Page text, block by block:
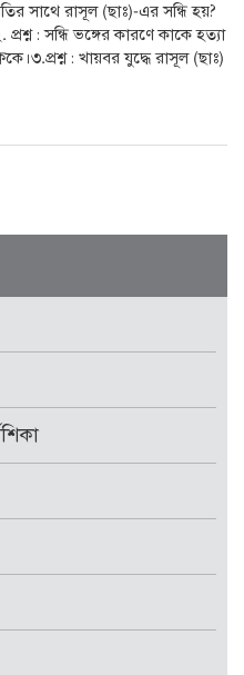
সাথে রাসূল (ছাঃ)-এর সন্ধি হয়?
: সন্ধি ভঙ্গের কারণে কাকে হত্যা
: খায়বর যুদ্ধে রাসূল (ছাঃ)